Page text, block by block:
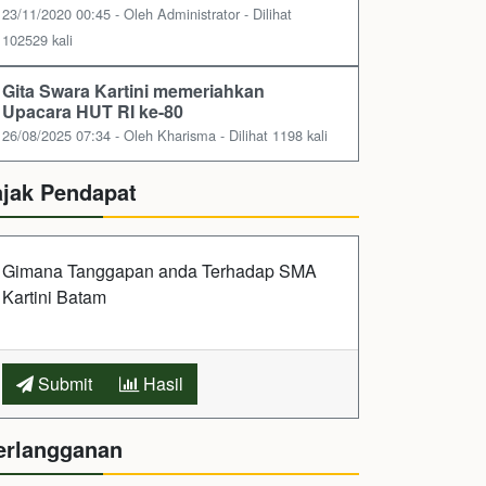
23/11/2020 00:45 - Oleh Administrator - Dilihat
102529 kali
Gita Swara Kartini memeriahkan
Upacara HUT RI ke-80
26/08/2025 07:34 - Oleh Kharisma - Dilihat 1198 kali
Pendapat
Gimana Tanggapan anda Terhadap SMA
Kartini Batam
Submit Hasil